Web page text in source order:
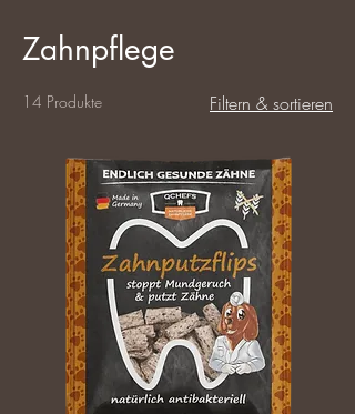
Zahnpflege
14 Produkte Filtern & sortieren